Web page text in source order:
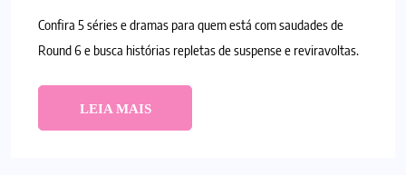
Confira 5 séries e dramas para quem está com saudades de
Round 6 e busca histórias repletas de suspense e reviravoltas.
LEIA MAIS